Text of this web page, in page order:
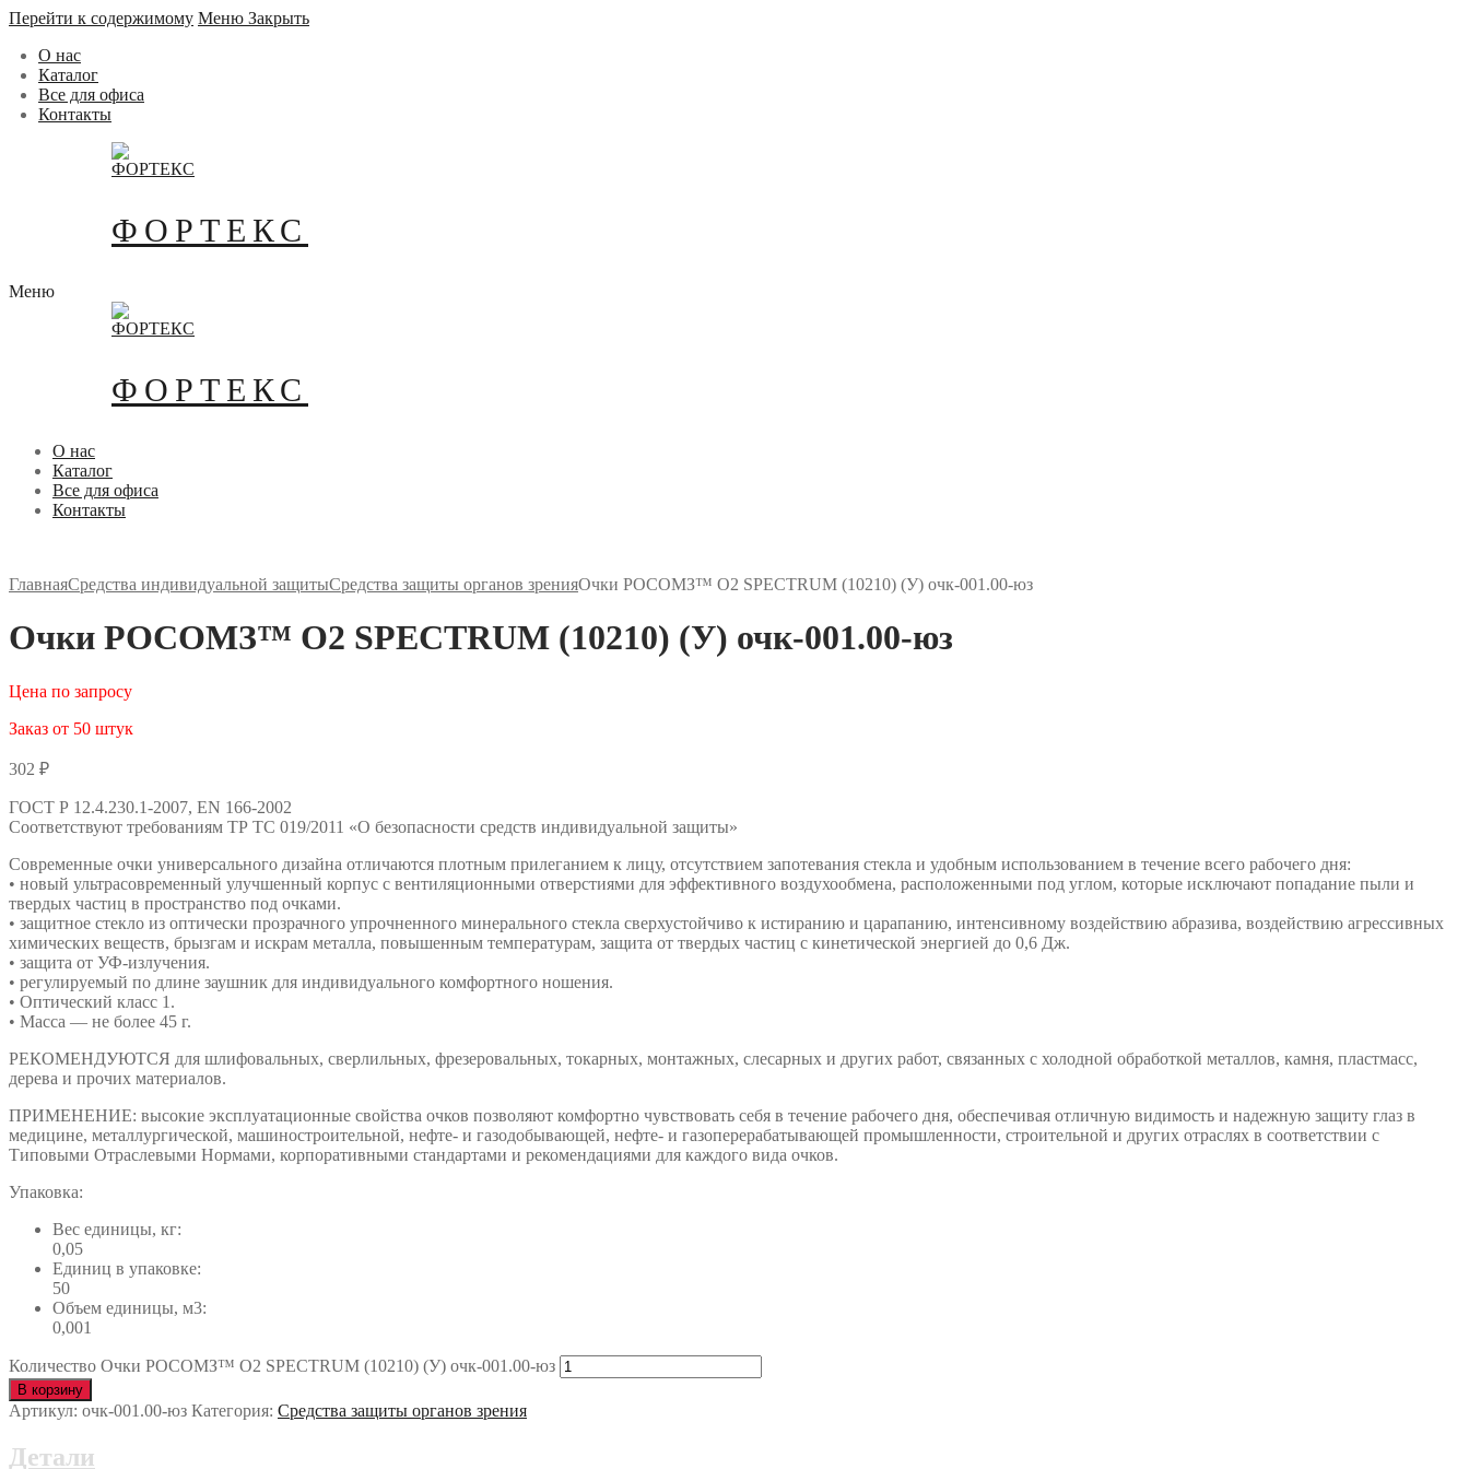
Перейти к содержимому Меню Закрыть
О нас
Каталог
Все для офиса
Контакты
ФОРТЕКС
Меню
ФОРТЕКС
О нас
Каталог
Все для офиса
Контакты
ГлавнаяСредства индивидуальной защитыСредства защиты органов зренияОчки РОСОМЗ™ О2 SPECTRUM (10210) (У) очк-001.00-юз
Очки РОСОМЗ™ О2 SPECTRUM (10210) (У) очк-001.00-юз
Цена по запросу
Заказ от 50 штук
302 ₽
ГОСТ Р 12.4.230.1-2007, EN 166-2002
Соответствуют требованиям ТР ТС 019/2011 «О безопасности средств индивидуальной защиты»
Современные очки универсального дизайна отличаются плотным прилеганием к лицу, отсутствием запотевания стекла и удобным использованием в течение всего рабочего дня:
• новый ультрасовременный улучшенный корпус с вентиляционными отверстиями для эффективного воздухообмена, расположенными под углом, которые исключают попадание пыли и
твердых частиц в пространство под очками.
• защитное стекло из оптически прозрачного упрочненного минерального стекла сверхустойчиво к истиранию и царапанию, интенсивному воздействию абразива, воздействию агрессивных
химических веществ, брызгам и искрам металла, повышенным температурам, защита от твердых частиц с кинетической энергией до 0,6 Дж.
• защита от УФ-излучения.
• регулируемый по длине заушник для индивидуального комфортного ношения.
• Оптический класс 1.
• Масса — не более 45 г.
РЕКОМЕНДУЮТСЯ для шлифовальных, сверлильных, фрезеровальных, токарных, монтажных, слесарных и других работ, связанных с холодной обработкой металлов, камня, пластмасс,
дерева и прочих материалов.
ПРИМЕНЕНИЕ: высокие эксплуатационные свойства очков позволяют комфортно чувствовать себя в течение рабочего дня, обеспечивая отличную видимость и надежную защиту глаз в
медицине, металлургической, машиностроительной, нефте- и газодобывающей, нефте- и газоперерабатывающей промышленности, строительной и других отраслях в соответствии с
Типовыми Отраслевыми Нормами, корпоративными стандартами и рекомендациями для каждого вида очков.
Упаковка:
Вес единицы, кг:
0,05
Единиц в упаковке:
50
Объем единицы, м3:
0,001
Количество Очки РОСОМЗ™ О2 SPECTRUM (10210) (У) очк-001.00-юз
В корзину
Артикул: очк-001.00-юз Категория: Средства защиты органов зрения
Детали